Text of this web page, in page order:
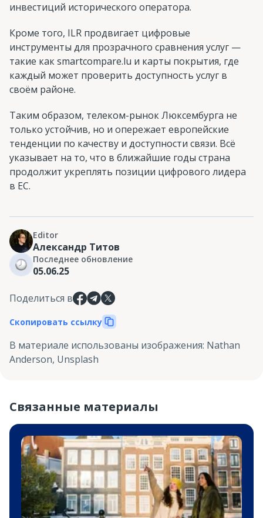
инвестиций исторического оператора.
Кроме того, ILR продвигает цифровые
инструменты для прозрачного сравнения услуг —
такие как smartcompare.lu и карты покрытия, где
каждый может проверить доступность услуг в
своём районе.
Таким образом, телеком-рынок Люксембурга не
только устойчив, но и опережает европейские
тенденции по качеству и доступности связи. Всё
указывает на то, что в ближайшие годы страна
продолжит укреплять позиции цифрового лидера
в ЕС.
Editor
Александр Титов
Последнее обновление
05.06.25
Поделиться в
Скопировать ссылку
В материале использованы изображения: Nathan
Anderson, Unsplash
Связанные материалы